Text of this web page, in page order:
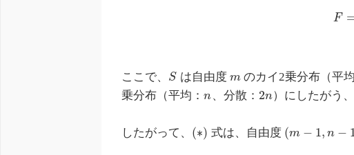
F
ここで、 S は自由度 mのカイ2乗分布（平均
乗分布（平均：n、分散： 2n）にしたがう
したがって、 (∗) 式は、自由度 (m − 1, n −